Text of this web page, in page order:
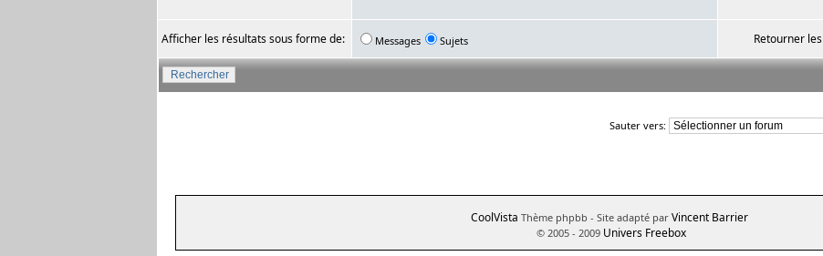
Afficher les résultats sous forme de: Messages Sujets Retourner les
Sauter vers:
CoolVista Thème phpbb - Site adapté par Vincent Barrier
© 2005 - 2009 Univers Freebox